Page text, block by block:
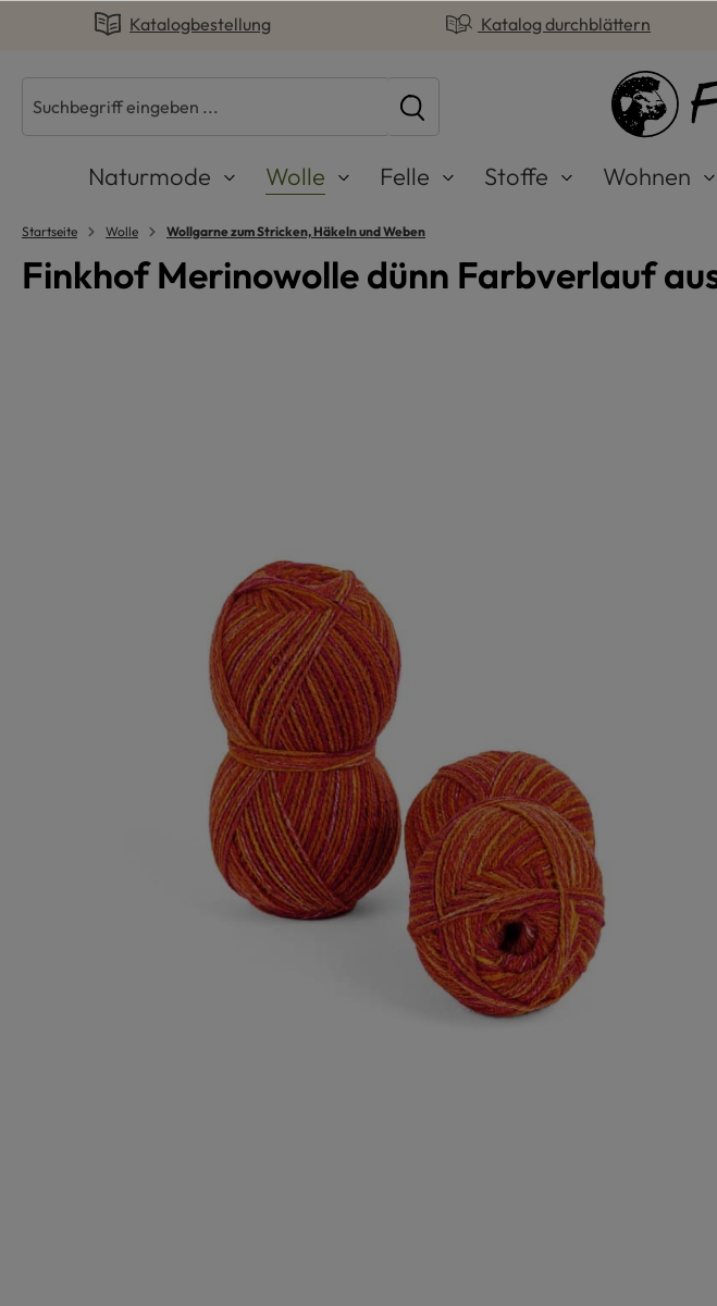
Zur Hauptnavigation springen
Katalogbestellung Katalog durchblättern
Naturmode Wolle Felle Stoffe Wohnen
Startseite Wolle Wollgarne zum Stricken, Häkeln und Weben
Finkhof Merinowolle dünn Farbverlauf